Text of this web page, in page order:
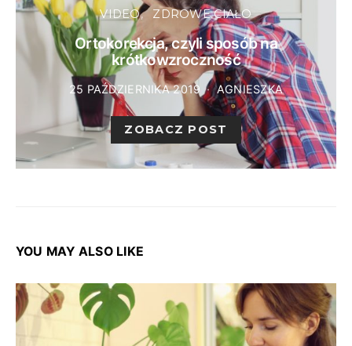
VIDEO ZDROWE CIAŁO
Ortokorekcja, czyli sposób na
krótkowzroczność
25 PAŹDZIERNIKA 2019 AGNIESZKA
ZOBACZ POST
YOU MAY ALSO LIKE